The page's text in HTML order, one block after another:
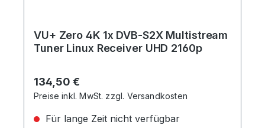
VU+ Zero 4K 1x DVB-S2X Multistream
Tuner Linux Receiver UHD 2160p
Regulärer Preis:
134,50 €
Preise inkl. MwSt. zzgl. Versandkosten
Für lange Zeit nicht verfügbar